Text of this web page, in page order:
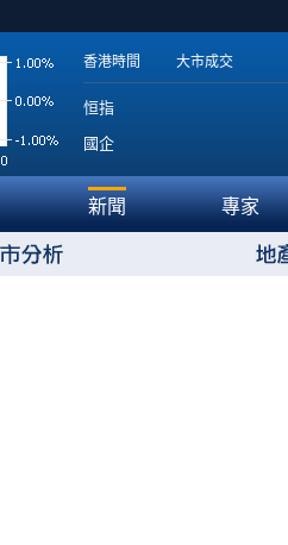
香港時間 大市成交
恒指
國企
新聞 專家